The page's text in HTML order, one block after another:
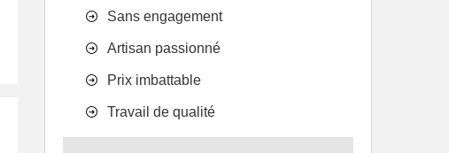
Sans engagement
Artisan passionné
Prix imbattable
Travail de qualité